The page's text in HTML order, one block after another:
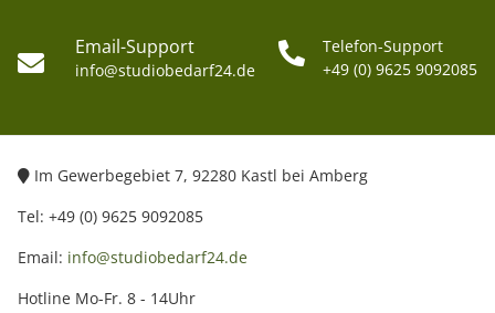
Email-Support
info@studiobedarf24.de
Telefon-Support
+49 (0) 9625 9092085
Im Gewerbegebiet 7, 92280 Kastl bei Amberg
Tel: +49 (0) 9625 9092085
Email: info@studiobedarf24.de
Hotline Mo-Fr. 8 - 14Uhr